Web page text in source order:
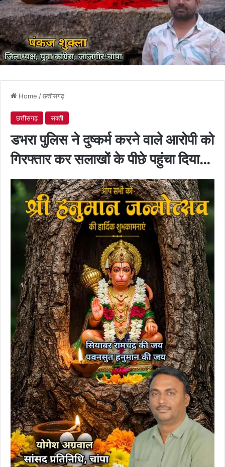
Home /छत्तीसगढ़
छत्तीसगढ़ सक्ती
डभरा पुलिस ने दुष्कर्म करने वाले आरोपी को
गिरफ्तार कर सलाखों के पीछे पहुंचा दिया…